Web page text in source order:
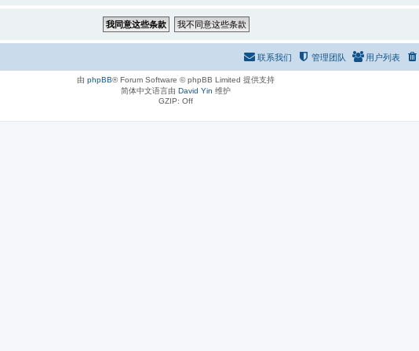
用户列表
管理团队
联系我们
由 phpBB® Forum Software © phpBB Limited 提供支持
简体中文语言由 David Yin 维护
GZIP: Off